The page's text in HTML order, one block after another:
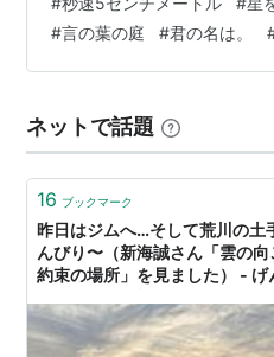
「天気の子」(2019年、114
25分) 対タルシアン戦に向か
ノボルのストーリー。 「時
#言の葉の庭 #君の名は。
ネットで話題
16 ブックマーク
昨日はジムへ…そして荒川の土
んびり〜（新海誠さん「雲の向
約束の場所」を見ました） - げ